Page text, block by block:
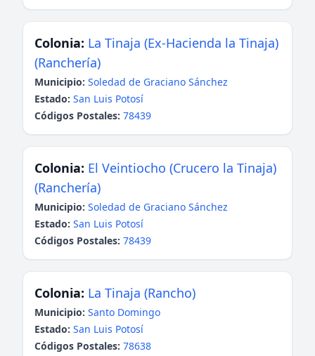
Colonia: La Tinaja (Ex-Hacienda la Tinaja)
(Ranchería)
Municipio: Soledad de Graciano Sánchez
Estado: San Luis Potosí
Códigos Postales: 78439
Colonia: El Veintiocho (Crucero la Tinaja)
(Ranchería)
Municipio: Soledad de Graciano Sánchez
Estado: San Luis Potosí
Códigos Postales: 78439
Colonia: La Tinaja (Rancho)
Municipio: Santo Domingo
Estado: San Luis Potosí
Códigos Postales: 78638